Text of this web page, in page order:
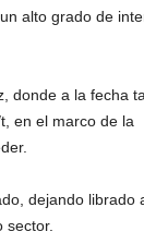
alto grado de
donde a la fecha
en el marco de la
dejando librado
sector.